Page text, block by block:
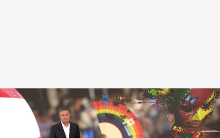
Las noticias, de la mano de Roberto Arce
Redacción digital Noticias Cuatro
07 JUL 2024 - 17:00h.